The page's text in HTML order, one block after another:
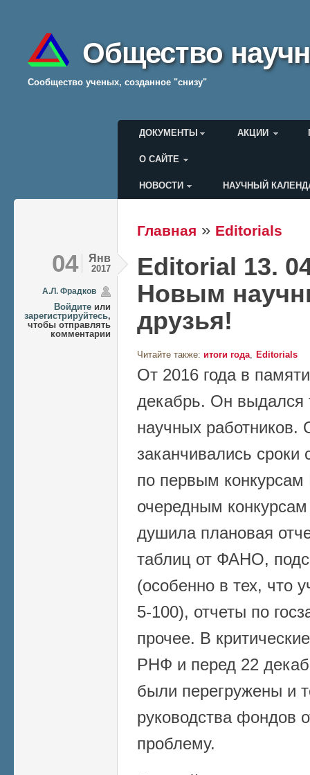
Общество
Cообщество ученых, созданное "снизу"
Главное меню
ДОКУМЕНТЫ АКЦИИ
О САЙТЕ
Меню пользователя
НОВОСТИ НАУЧНЫЙ
Вы здесь
Главная » Editorials
04 Янв
2017
А.Л. Фрадков
Войдите или
зарегистрируйтесь,
чтобы отправлять
комментарии
Editorial 13.
Новым
друзья!
Читайте также: итоги года Editorials
От 2016 года в
декабрь. Он выдался
научных работников.
заканчивались сроки
по первым
очередным
душила плановая
таблиц от ФАНО,
(особенно в тех, что
5-100), отчеты по
прочее. В
РНФ и перед 22
были перегружены и
руководства фондов
проблему.